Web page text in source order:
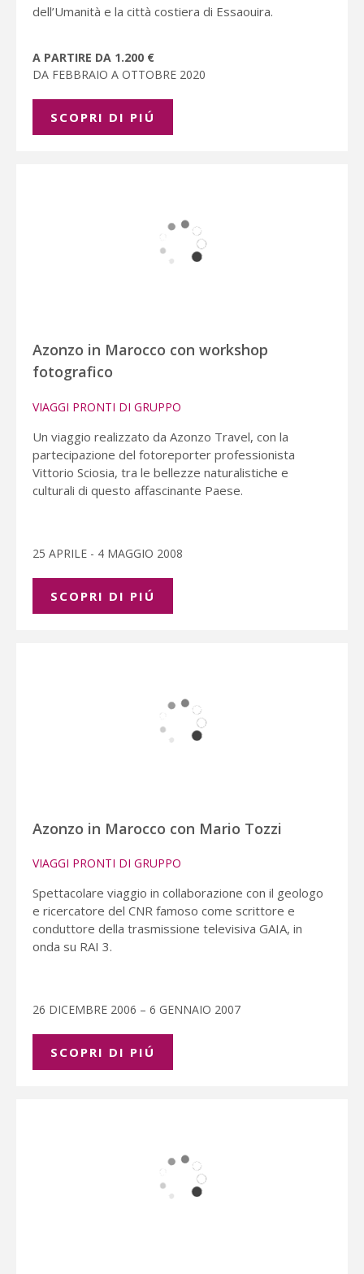
dell’Umanità e la città costiera di Essaouira.
A PARTIRE DA 1.200 €
DA FEBBRAIO A OTTOBRE 2020
SCOPRI DI PIÚ
Azonzo in Marocco con workshop
fotografico
VIAGGI PRONTI DI GRUPPO
Un viaggio realizzato da Azonzo Travel, con la
partecipazione del fotoreporter professionista
Vittorio Sciosia, tra le bellezze naturalistiche e
culturali di questo affascinante Paese.
25 APRILE - 4 MAGGIO 2008
SCOPRI DI PIÚ
Azonzo in Marocco con Mario Tozzi
VIAGGI PRONTI DI GRUPPO
Spettacolare viaggio in collaborazione con il geologo
e ricercatore del CNR famoso come scrittore e
conduttore della trasmissione televisiva GAIA, in
onda su RAI 3.
26 DICEMBRE 2006 – 6 GENNAIO 2007
SCOPRI DI PIÚ